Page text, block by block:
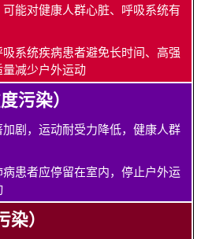
能对健康人群心脏、呼吸系统有
系统疾病患者避免长时间、高强
减少户外运动
污染）
剧，运动耐受力降低，健康人群
患者应停留在室内，停止户外运
）